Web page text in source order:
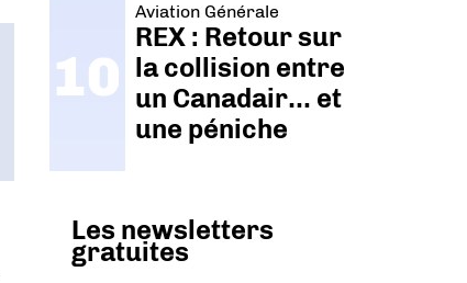
Aviation Générale
REX : Retour sur
la collision entre
un Canadair… et
une péniche
Les newsletters
gratuites